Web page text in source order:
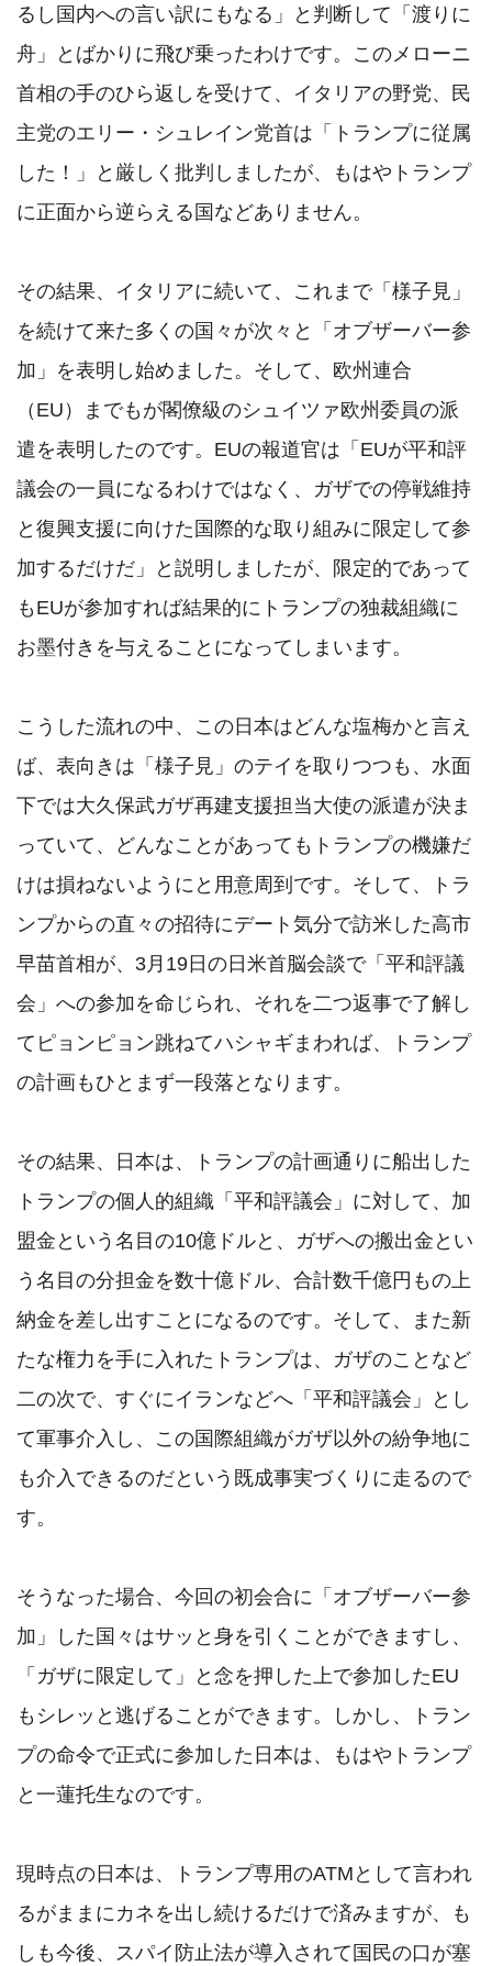
るし国内への言い訳にもなる」と判断して「渡りに
舟」とばかりに飛び乗ったわけです。このメローニ
首相の手のひら返しを受けて、イタリアの野党、民
主党のエリー・シュレイン党首は「トランプに従属
した！」と厳しく批判しましたが、もはやトランプ
に正面から逆らえる国などありません。
その結果、イタリアに続いて、これまで「様子見」
を続けて来た多くの国々が次々と「オブザーバー参
加」を表明し始めました。そして、欧州連合
（EU）までもが閣僚級のシュイツァ欧州委員の派
遣を表明したのです。EUの報道官は「EUが平和評
議会の一員になるわけではなく、ガザでの停戦維持
と復興支援に向けた国際的な取り組みに限定して参
加するだけだ」と説明しましたが、限定的であって
もEUが参加すれば結果的にトランプの独裁組織に
お墨付きを与えることになってしまいます。
こうした流れの中、この日本はどんな塩梅かと言え
ば、表向きは「様子見」のテイを取りつつも、水面
下では大久保武ガザ再建支援担当大使の派遣が決ま
っていて、どんなことがあってもトランプの機嫌だ
けは損ねないようにと用意周到です。そして、トラ
ンプからの直々の招待にデート気分で訪米した高市
早苗首相が、3月19日の日米首脳会談で「平和評議
会」への参加を命じられ、それを二つ返事で了解し
てピョンピョン跳ねてハシャギまわれば、トランプ
の計画もひとまず一段落となります。
その結果、日本は、トランプの計画通りに船出した
トランプの個人的組織「平和評議会」に対して、加
盟金という名目の10億ドルと、ガザへの搬出金とい
う名目の分担金を数十億ドル、合計数千億円もの上
納金を差し出すことになるのです。そして、また新
たな権力を手に入れたトランプは、ガザのことなど
二の次で、すぐにイランなどへ「平和評議会」とし
て軍事介入し、この国際組織がガザ以外の紛争地に
も介入できるのだという既成事実づくりに走るので
す。
そうなった場合、今回の初会合に「オブザーバー参
加」した国々はサッと身を引くことができますし、
「ガザに限定して」と念を押した上で参加したEU
もシレッと逃げることができます。しかし、トラン
プの命令で正式に参加した日本は、もはやトランプ
と一蓮托生なのです。
現時点の日本は、トランプ専用のATMとして言われ
るがままにカネを出し続けるだけで済みますが、も
しも今後、スパイ防止法が導入されて国民の口が塞